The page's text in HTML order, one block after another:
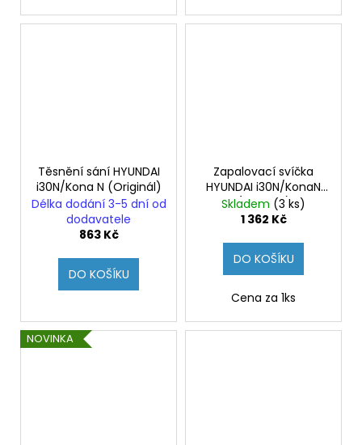
Těsnění sání HYUNDAI
i30N/Kona N (Originál)
Délka dodání 3-5 dní od
dodavatele
863 Kč
DO KOŠÍKU
Zapalovací svíčka
HYUNDAI i30N/KonaN
(Originál)
Skladem (3 ks)
1 362 Kč
DO KOŠÍKU
Cena za 1ks
NOVINKA